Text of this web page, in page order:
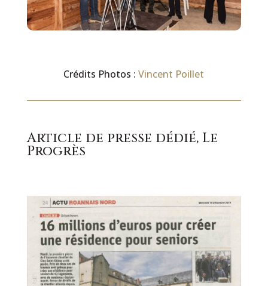
Crédits Photos :Vincent Poillet
Article de presse dédié, Le
Progrès